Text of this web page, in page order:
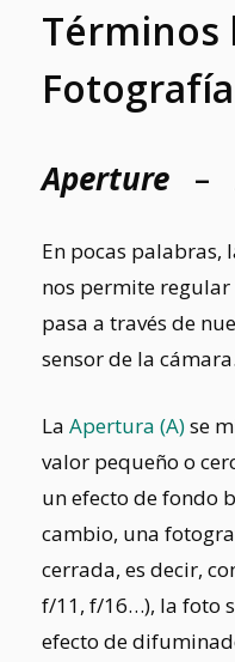
Términos
Aperture –
En pocas
nos permite
pasa a través de
sensor de la cámara.
La Apertura (A)se
valor pequeño o
un efecto de fondo
cambio, una
cerrada, es decir,
f/11, f/16…), la foto
efecto de